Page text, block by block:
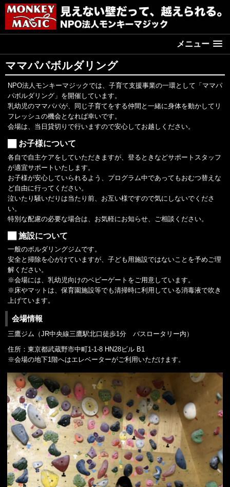
メニュー
ママパパボルダリング
NPO法人モンキーマジックでは、子育て支援事業の一環として「ママパ
パボルダリング」を開催しています。
乳幼児のママパパが、同じ子育てをする仲間と一緒に身体を動かしてリ
フレッシュの機会となれば幸いです。
会場は、当日貸切りで行いますので安心してお越しください。
お子様について
各自で自主ケアをしていただきますが、登るときなどサポートスタッフ
が適宜サポートいたします。
お子様が安心していられるよう、プログラム中であってもおむつ替えな
ど自由に行ってください。
泣いたり騒いだりは当たり前、お互い様ですので気にしないでくださ
い。
特別な配慮の必要な場合は、お気軽にお知らせ、ご相談ください。
施設について
一般のボルダリングジムです。
安全と掃除を心がけていますが、子ども用施設ではないことを予めご理
解ください。
※会場には、乳幼児向けのベビーゲートをご用意しています。
※床やマットは、保育園施設等でも清掃時に利用している消毒液で吹き
上げています。
会場情報
三鷹ジム（JR中央線三鷹駅北口徒歩1分 バスロータリー内）
住所：東京都武蔵野市中町1-1-8 HN28ビル B1
※会場の地下1階へはエレベーターがご利用いただけます。